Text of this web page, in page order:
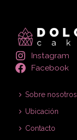
Instagram
Facebook
Sobre nosotros
Ubicación
Contacto